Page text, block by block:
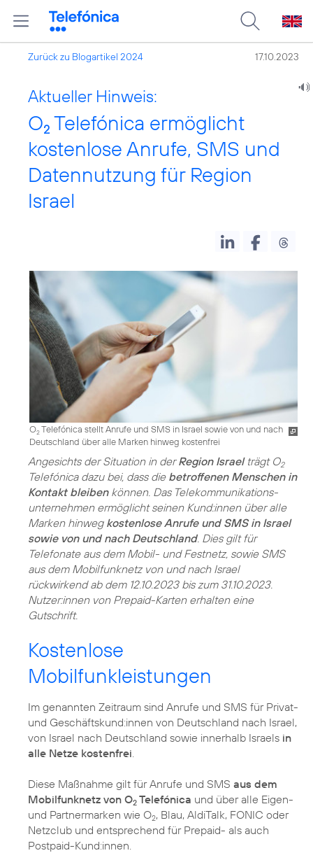
Zurück zu Blogartikel 2024 17.10.2023
Aktueller Hinweis:
O2 Telefónica ermöglicht
kostenlose Anrufe, SMS und
Datennutzung für Region
Israel
O2Telefónica stellt Anrufe und SMS in Israel sowie von und nach
Deutschland über alle Marken hinweg kostenfrei
Angesichts der Situation in derRegion Israelträgt O2
Telefónica dazu bei, dass die betroffenen Menschen in
Kontakt bleibenkönnen. Das Telekommunikations­
unternehmen ermöglicht seinen Kund:innen über alle
Marken hinweg kostenlose Anrufe und SMS in Israel
sowie von und nach Deutschland. Dies gilt für
Telefonate aus dem Mobil- und Festnetz, sowie SMS
aus dem Mobilfunknetz von und nach Israel
rückwirkend ab dem 12.10.2023 bis zum 31.10.2023.
Nutzer:innen von Prepaid-Karten erhalten eine
Gutschrift.
Kostenlose
Mobilfunkleistungen
Im genannten Zeitraum sind Anrufe und SMS für Privat-
und Geschäftskund:innen von Deutschland nach Israel,
von Israel nach Deutschland sowie innerhalb Israels in
alle Netze kostenfrei
Diese Maßnahme gilt für Anrufe und SMS aus dem
Mobilfunknetz von O2 Telefónica und über alle Eigen-
und Partnermarken wie O2, Blau, AldiTalk, FONIC oder
Netzclub und entsprechend für Prepaid- als auch
Postpaid-Kund:innen.